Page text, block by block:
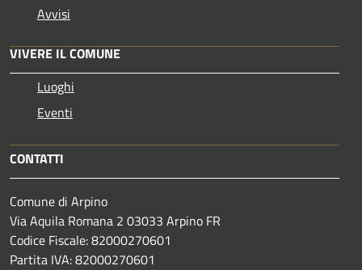
Avvisi
VIVERE IL COMUNE
Luoghi
Eventi
CONTATTI
Comune di Arpino
Via Aquila Romana 2 03033 Arpino FR
Codice Fiscale: 82000270601
Partita IVA: 82000270601